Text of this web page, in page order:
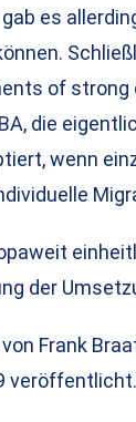
es
of
die
wenn
der
Frank
veröffentlicht.